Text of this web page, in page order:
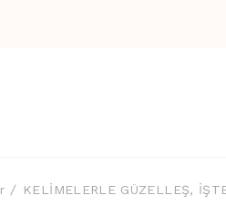
KELİMELERLE GÜZELLEŞ,